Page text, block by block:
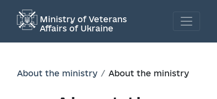
Ministry of Veterans
Affairs of Ukraine
About the ministry About the ministry